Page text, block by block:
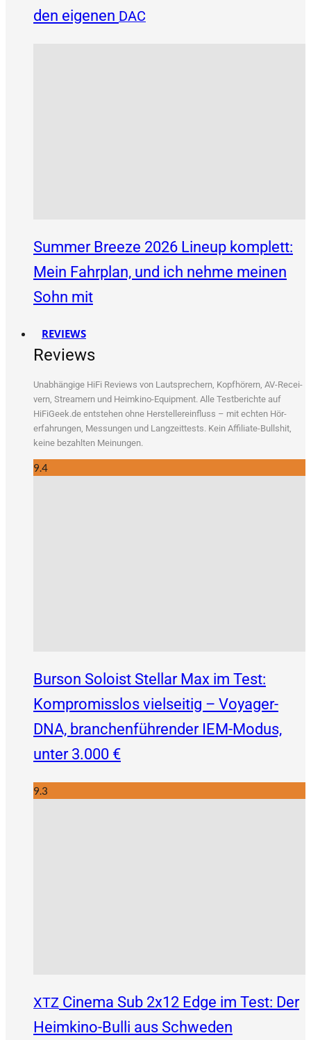
den eigenen DAC
Summer Breeze 2026 Lineup komplett:
Mein Fahrplan, und ich nehme meinen
Sohn mit
REVIEWS
Reviews
Unab­hän­gi­ge HiFi Reviews von Laut­spre­chern, Kopf­hö­rern, AV-Recei­
vern, Strea­mern und Heim­ki­no-Equip­ment. Alle Test­be­rich­te auf
HiFiGeek.de ent­ste­hen ohne Her­stel­ler­ein­fluss – mit ech­ten Hör­
erfah­run­gen, Mes­sun­gen und Lang­zeit­tests. Kein Affi­lia­te-Bull­shit,
kei­ne bezahl­ten Meinungen.
9.4
Burson Soloist Stellar Max im Test:
Kompromisslos vielseitig – Voyager-
DNA, branchenführender IEM-Modus,
unter 3.000 €
9.3
XTZ Cinema Sub 2x12 Edge im Test: Der
Heimkino-Bulli aus Schweden